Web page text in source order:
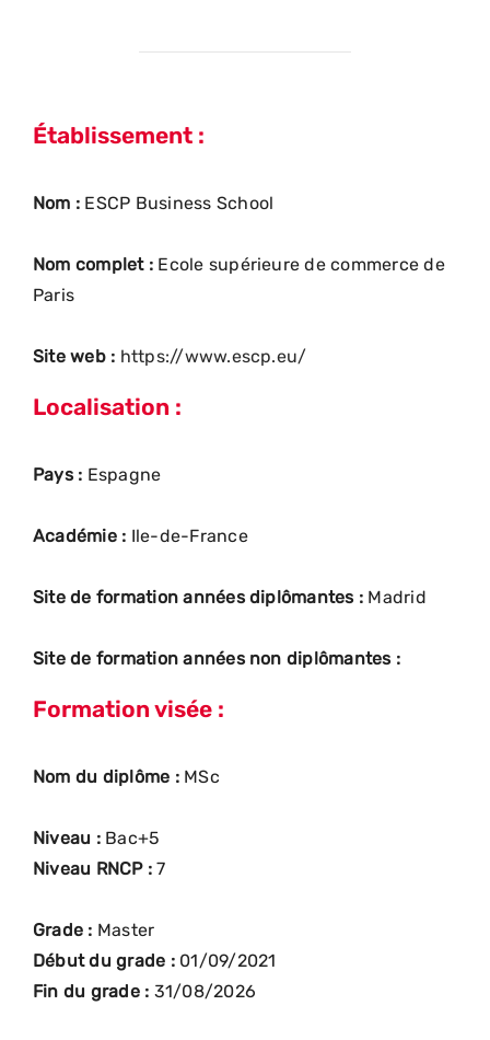
Établissement :
Nom : ESCP Business School
Nom complet : Ecole supérieure de commerce de
Paris
Site web : https://www.escp.eu/
Localisation :
Pays : Espagne
Académie : Ile-de-France
Site de formation années diplômantes : Madrid
Site de formation années non diplômantes :
Formation visée :
Nom du diplôme : MSc
Niveau : Bac+5
Niveau RNCP :7
Grade : Master
Début du grade : 01/09/2021
Fin du grade : 31/08/2026